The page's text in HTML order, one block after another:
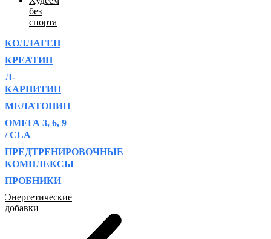
без
спорта
КОЛЛАГЕН
КРЕАТИН
Л-
КАРНИТИН
МЕЛАТОНИН
ОМЕГА 3, 6, 9
/ CLA
ПРЕДТРЕНИРОВОЧНЫЕ
КОМПЛЕКСЫ
ПРОБНИКИ
Энергетические
добавки